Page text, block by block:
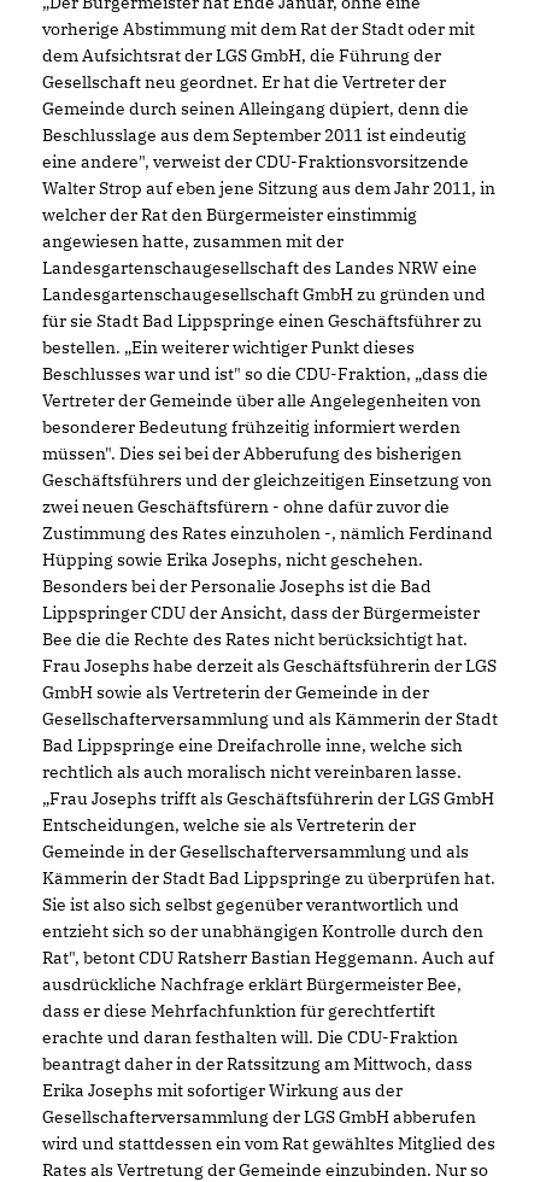
vorherige Abstimmung mit dem Rat der Stadt oder mit
dem Aufsichtsrat der LGS GmbH, die Führung der
Gesellschaft neu geordnet. Er hat die Vertreter der
Gemeinde durch seinen Alleingang düpiert, denn die
Beschlusslage aus dem September 2011 ist eindeutig
eine andere", verweist der CDU-Fraktionsvorsitzende
Walter Strop auf eben jene Sitzung aus dem Jahr 2011, in
welcher der Rat den Bürgermeister einstimmig
angewiesen hatte, zusammen mit der
Landesgartenschaugesellschaft des Landes NRW eine
Landesgartenschaugesellschaft GmbH zu gründen und
für sie Stadt Bad Lippspringe einen Geschäftsführer zu
bestellen. „Ein weiterer wichtiger Punkt dieses
Beschlusses war und ist" so die CDU-Fraktion, „dass die
Vertreter der Gemeinde über alle Angelegenheiten von
besonderer Bedeutung frühzeitig informiert werden
müssen". Dies sei bei der Abberufung des bisherigen
Geschäftsführers und der gleichzeitigen Einsetzung von
zwei neuen Geschäftsfürern - ohne dafür zuvor die
Zustimmung des Rates einzuholen -, nämlich Ferdinand
Hüpping sowie Erika Josephs, nicht geschehen.
Besonders bei der Personalie Josephs ist die Bad
Lippspringer CDU der Ansicht, dass der Bürgermeister
Bee die die Rechte des Rates nicht berücksichtigt hat.
Frau Josephs habe derzeit als Geschäftsführerin der LGS
GmbH sowie als Vertreterin der Gemeinde in der
Gesellschafterversammlung und als Kämmerin der Stadt
Bad Lippspringe eine Dreifachrolle inne, welche sich
rechtlich als auch moralisch nicht vereinbaren lasse.
Frau Josephs trifft als Geschäftsführerin der LGS GmbH
Entscheidungen, welche sie als Vertreterin der
Gemeinde in der Gesellschafterversammlung und als
Kämmerin der Stadt Bad Lippspringe zu überprüfen hat.
Sie ist also sich selbst gegenüber verantwortlich und
entzieht sich so der unabhängigen Kontrolle durch den
Rat", betont CDU Ratsherr Bastian Heggemann. Auch auf
ausdrückliche Nachfrage erklärt Bürgermeister Bee,
dass er diese Mehrfachfunktion für gerechtfertift
erachte und daran festhalten will. Die CDU-Fraktion
beantragt daher in der Ratssitzung am Mittwoch, dass
Erika Josephs mit sofortiger Wirkung aus der
Gesellschafterversammlung der LGS GmbH abberufen
wird und stattdessen ein vom Rat gewähltes Mitglied des
Rates als Vertretung der Gemeinde einzubinden. Nur so